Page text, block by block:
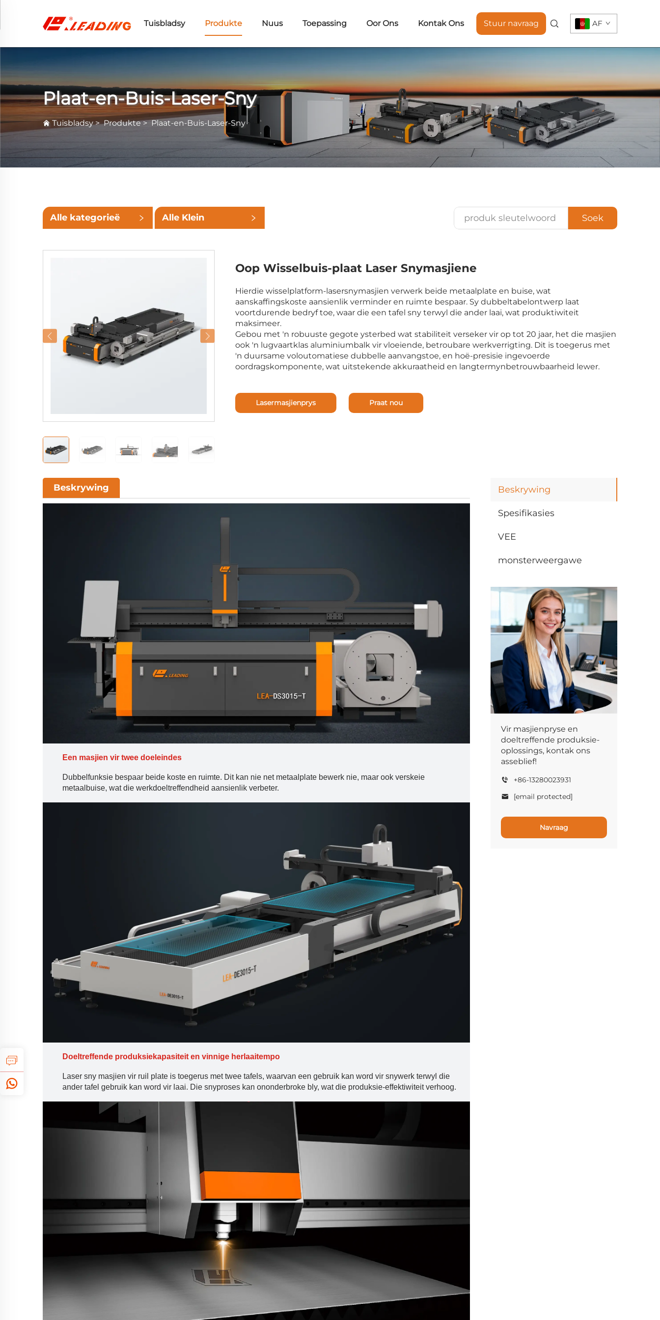
Tuisbladsy Produkte Nuus Toepassing Oor Ons Kontak Ons Stuur navraag AF
Plaat-en-Buis-Laser-Sny
Tuisbladsy>Produkte>Plaat-en-Buis-Laser-Sny
Alle kategorieë Alle Klein Soek
Oop Wisselbuis-plaat Laser Snymasjiene
Hierdie wisselplatform-lasersnymasjien verwerk beide metaalplate en buise, wat
aanskaffingskoste aansienlik verminder en ruimte bespaar. Sy dubbeltabelontwerp laat
voortdurende bedryf toe, waar die een tafel sny terwyl die ander laai, wat produktiwiteit
maksimeer.
Gebou met 'n robuuste gegote ysterbed wat stabiliteit verseker vir op tot 20 jaar, het die masjien
ook 'n lugvaartklas aluminiumbalk vir vloeiende, betroubare werkverrigting. Dit is toegerus met
'n duursame voloutomatiese dubbelle aanvangstoe, en hoë-presisie ingevoerde
oordragskomponente, wat uitstekende akkuraatheid en langtermynbetrouwbaarheid lewer.
Lasermasjienprys Praat nou
Beskrywing
Spesifikasies
VEE
monsterweergawe
Vir masjienpryse en
doeltreffende produksie-
oplossings, kontak ons
asseblief!
+86-13280023931
[email protected]
Navraag
Beskrywing
Een masjien vir twee doeleindes
Dubbelfunksie bespaar beide koste en ruimte. Dit kan nie net metaalplate bewerk nie, maar ook verskeie
metaalbuise, wat die werkdoeltreffendheid aansienlik verbeter.
Doeltreffende produksiekapasiteit en vinnige herlaaitempo
Laser sny masjien vir ruil plate is toegerus met twee tafels, waarvan een gebruik kan word vir snywerk terwyl die
ander tafel gebruik kan word vir laai. Die snyproses kan ononderbroke bly, wat die produksie-effektiwiteit verhoog.